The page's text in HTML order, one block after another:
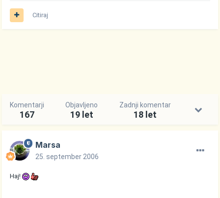
Citiraj
Komentarji
167
Objavljeno
19 let
Zadnji komentar
18 let
Marsa
25. september 2006
Haj!